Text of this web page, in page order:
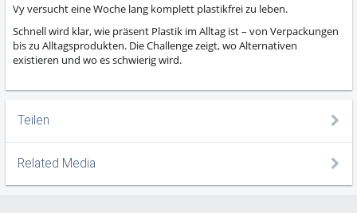
Vy versucht eine Woche lang komplett plastikfrei zu leben.
Schnell wird klar, wie präsent Plastik im Alltag ist – von Verpackungen
bis zu Alltagsprodukten. Die Challenge zeigt, wo Alternativen
existieren und wo es schwierig wird.
Teilen
Related Media